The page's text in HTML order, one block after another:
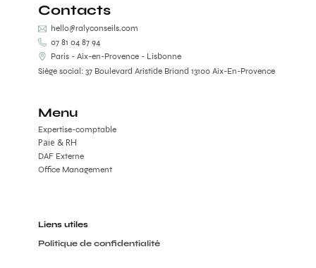
Contacts
hello@ralyconseils.com
07 81 04 87 94
Paris - Aix-en-Provence - Lisbonne
Siège social: 37 Boulevard Aristide Briand 13100 Aix-En-Provence
Menu
Expertise-comptable
DAF Externe
Office Management
Paie & RH
Liens utiles
Politique de confidentialité